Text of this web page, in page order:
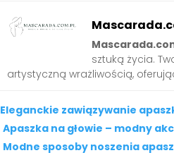
sztuką życia.
artystyczną wrażliwością,
Eleganckie zawiązywanie
Apaszka na głowie – modny
Modne sposoby noszenia